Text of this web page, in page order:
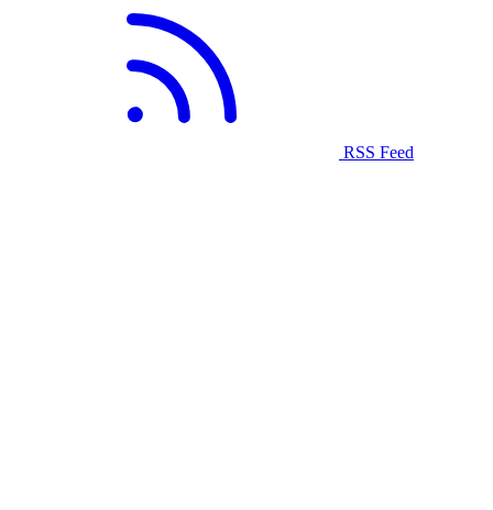
RSS Feed